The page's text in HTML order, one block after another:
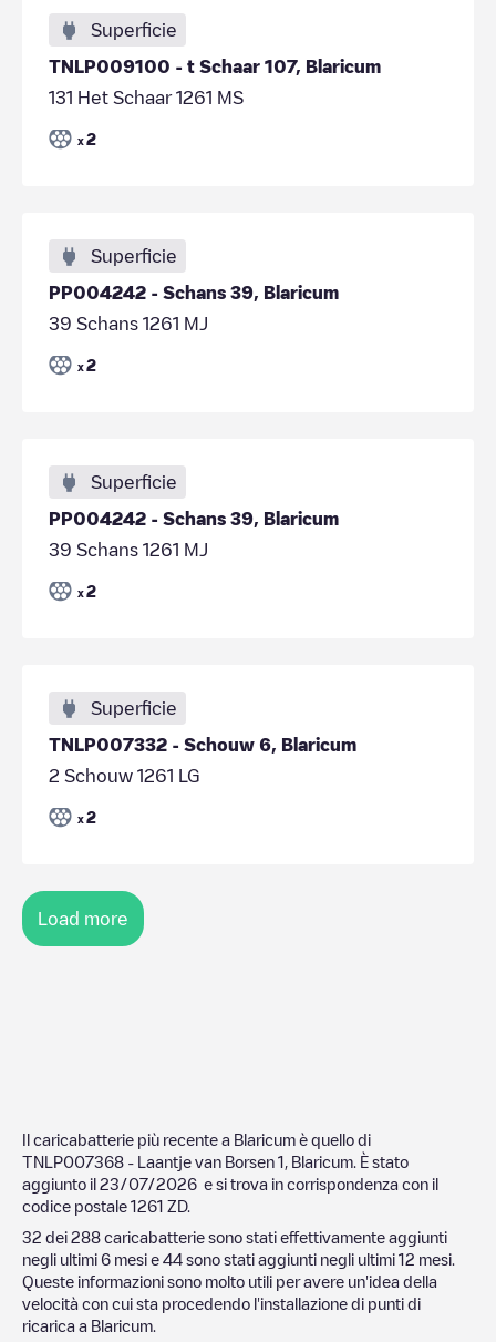
Superficie
TNLP009100 - t Schaar 107, Blaricum
131 Het Schaar 1261 MS
x 2
Superficie
PP004242 - Schans 39, Blaricum
39 Schans 1261 MJ
x 2
Superficie
PP004242 - Schans 39, Blaricum
39 Schans 1261 MJ
x 2
Superficie
TNLP007332 - Schouw 6, Blaricum
2 Schouw 1261 LG
x 2
Load more
Il caricabatterie più recente a Blaricum è quello di
TNLP007368 - Laantje van Borsen 1, Blaricum . È stato
aggiunto il 23/07/2026 e si trova in corrispondenza con il
codice postale 1261 ZD.
32 dei 288 caricabatterie sono stati effettivamente aggiunti
negli ultimi 6 mesi e 44 sono stati aggiunti negli ultimi 12 mesi.
Queste informazioni sono molto utili per avere un'idea della
velocità con cui sta procedendo l'installazione di punti di
ricarica a Blaricum